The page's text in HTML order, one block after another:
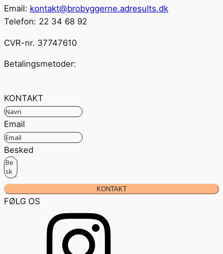
Email: kontakt@brobyggerne.adresults.dk
Telefon: 22 34 68 92
CVR-nr. 37747610
Betalingsmetoder:
KONTAKT
Email
Besked
KONTAKT
FØLG OS